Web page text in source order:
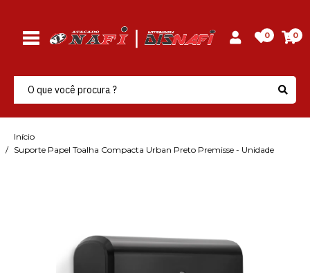
0 0
Início
Suporte Papel Toalha Compacta Urban Preto Premisse - Unidade